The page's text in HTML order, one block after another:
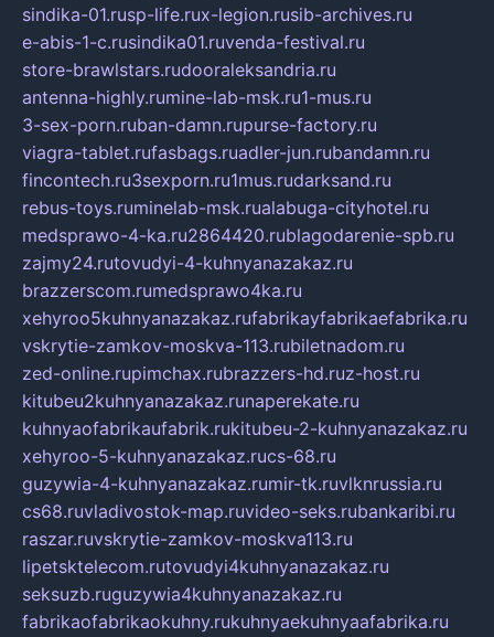
sindika-01.rusp-life.rux-legion.rusib-archives.ru
e-abis-1-c.rusindika01.ruvenda-festival.ru
store-brawlstars.rudooraleksandria.ru
antenna-highly.rumine-lab-msk.ru1-mus.ru
3-sex-porn.ruban-damn.rupurse-factory.ru
viagra-tablet.rufasbags.ruadler-jun.rubandamn.ru
fincontech.ru3sexporn.ru1mus.rudarksand.ru
rebus-toys.ruminelab-msk.rualabuga-cityhotel.ru
medsprawo-4-ka.ru2864420.rublagodarenie-spb.ru
zajmy24.rutovudyi-4-kuhnyanazakaz.ru
brazzerscom.rumedsprawo4ka.ru
xehyroo5kuhnyanazakaz.rufabrikayfabrikaefabrika.ru
vskrytie-zamkov-moskva-113.rubiletnadom.ru
zed-online.rupimchax.rubrazzers-hd.ruz-host.ru
kitubeu2kuhnyanazakaz.runaperekate.ru
kuhnyaofabrikaufabrik.rukitubeu-2-kuhnyanazakaz.ru
xehyroo-5-kuhnyanazakaz.rucs-68.ru
guzywia-4-kuhnyanazakaz.rumir-tk.ruvlknrussia.ru
cs68.ruvladivostok-map.ruvideo-seks.rubankaribi.ru
raszar.ruvskrytie-zamkov-moskva113.ru
lipetsktelecom.rutovudyi4kuhnyanazakaz.ru
seksuzb.ruguzywia4kuhnyanazakaz.ru
fabrikaofabrikaokuhny.rukuhnyaekuhnyaafabrika.ru